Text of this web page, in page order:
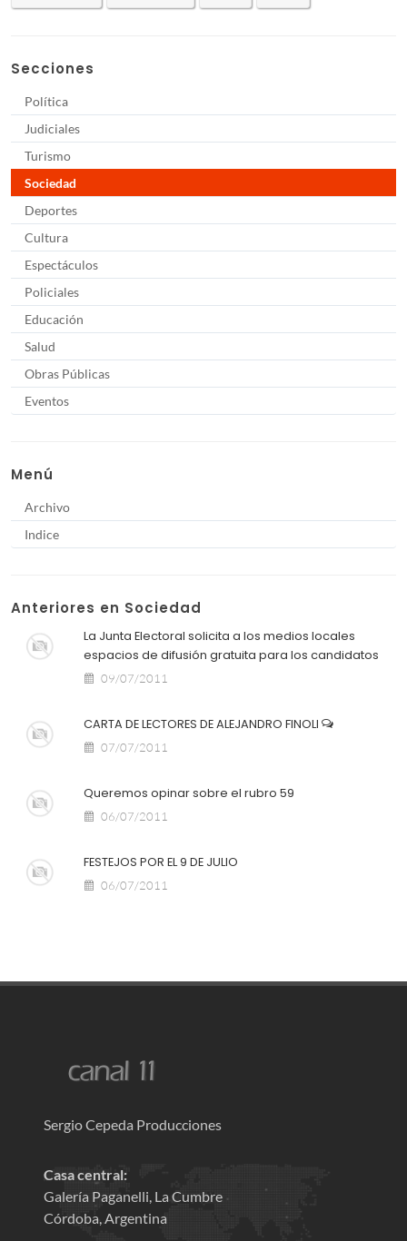
Secciones
Política
Judiciales
Turismo
Sociedad
Deportes
Cultura
Espectáculos
Policiales
Educación
Salud
Obras Públicas
Eventos
Menú
Archivo
Indice
Anteriores en Sociedad
La Junta Electoral solicita a los medios locales
espacios de difusión gratuita para los candidatos
09/07/2011
CARTA DE LECTORES DE ALEJANDRO FINOLI
07/07/2011
Queremos opinar sobre el rubro 59
06/07/2011
FESTEJOS POR EL 9 DE JULIO
06/07/2011
Sergio Cepeda Producciones
Casa central:
Galería Paganelli, La Cumbre
Córdoba, Argentina